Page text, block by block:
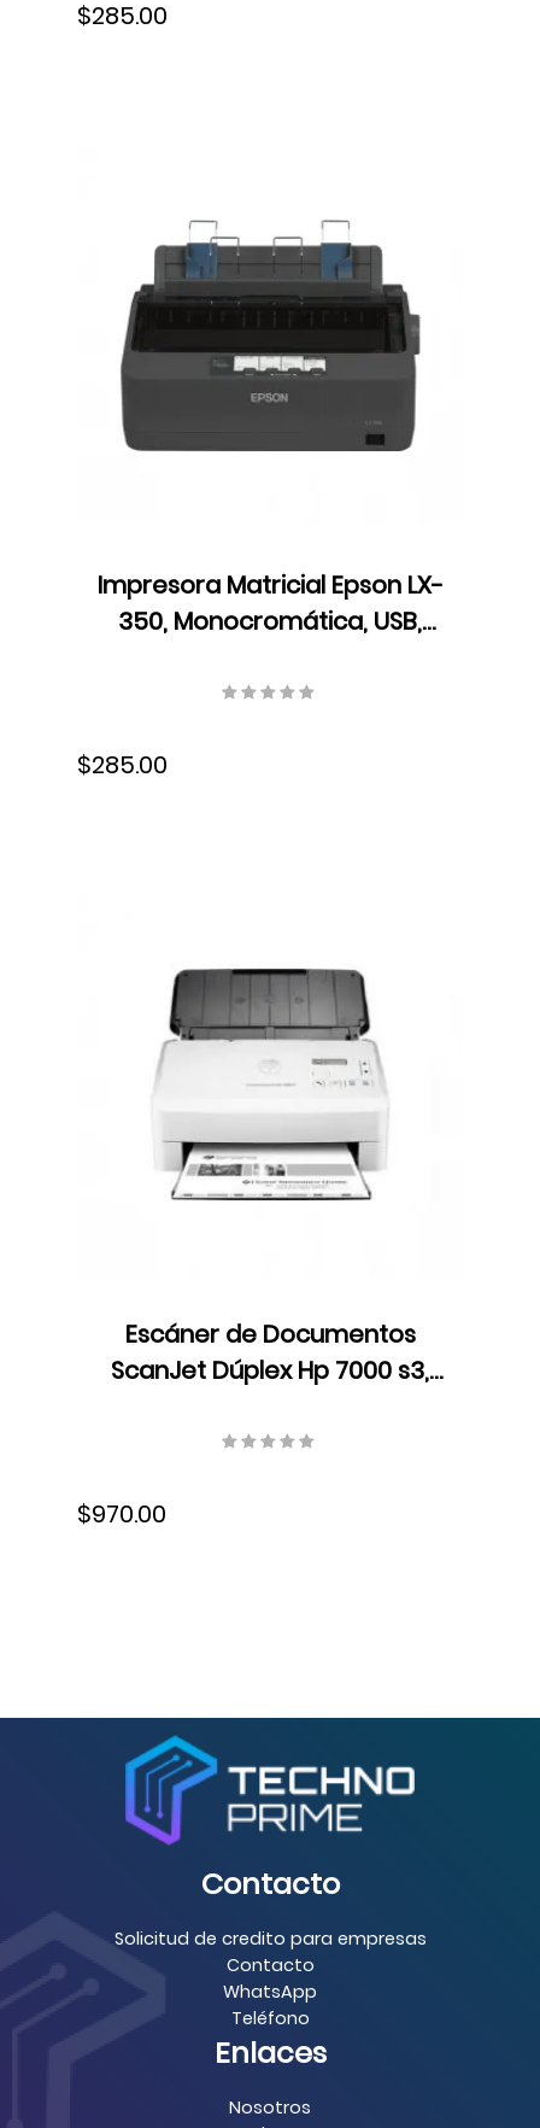
$285.00
Impresora Matricial Epson LX-
350, Monocromática, USB,
C11CC24001
$285.00
Escáner de Documentos
ScanJet Dúplex Hp 7000 s3,
ppm/150 ipm, Resolución 600
$970.00
Contacto
Solicitud de credito para empresas
Contacto
WhatsApp
Teléfono
Enlaces
Nosotros